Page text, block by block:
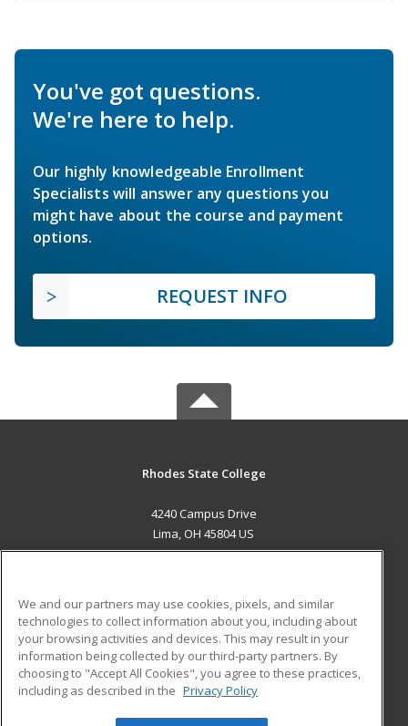
You've got questions.
We're here to help.
Our highly knowledgeable Enrollment
Specialists will answer any questions you
might have about the course and payment
options.
REQUEST INFO
Rhodes State College
4240 Campus Drive
Lima, OH 45804 US
ADDITIONAL RESOURCES
Military
Financial Assistance
Help
Student Blog
We and our partners may use cookies, pixels, and similar
technologies to collect information about you, including about
your browsing activities and devices. This may result in your
information being collected by our third-party partners. By
choosing to "Accept All Cookies", you agree to these practices,
including as described in the Privacy Policy